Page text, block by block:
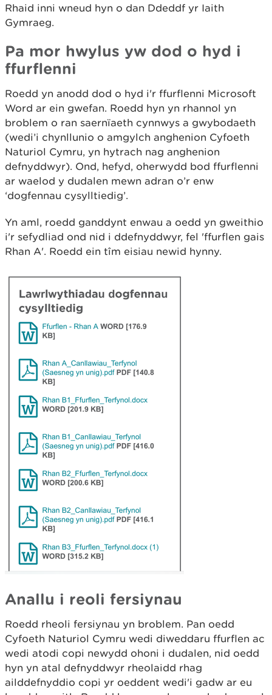
Rhaid inni wneud hyn o dan Ddeddf yr Iaith
Gymraeg.
Pa mor hwylus yw dod o hyd i
ffurflenni
Roedd yn anodd dod o hyd i'r ffurflenni Microsoft
Word ar ein gwefan. Roedd hyn yn rhannol yn
broblem o ran saernïaeth cynnwys a gwybodaeth
(wedi’i chynllunio o amgylch anghenion Cyfoeth
Naturiol Cymru, yn hytrach nag anghenion
defnyddwyr). Ond, hefyd, oherwydd bod ffurflenni
ar waelod y dudalen mewn adran o’r enw
‘dogfennau cysylltiedig’.
Yn aml, roedd ganddynt enwau a oedd yn gweithio
i'r sefydliad ond nid i ddefnyddwyr, fel 'ffurflen gais
Rhan A'. Roedd ein tîm eisiau newid hynny.
Anallu i reoli fersiynau
Roedd rheoli fersiynau yn broblem. Pan oedd
Cyfoeth Naturiol Cymru wedi diweddaru ffurflen ac
wedi atodi copi newydd ohoni i dudalen, nid oedd
hyn yn atal defnyddwyr rheolaidd rhag
ailddefnyddio copi yr oeddent wedi'i gadw ar eu